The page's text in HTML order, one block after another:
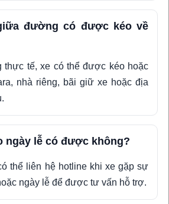
đường có được kéo về
thực tế, xe có thể được kéo hoặc
nhà riêng, bãi giữ xe hoặc địa
ngày lễ có được không?
thể liên hệ hotline khi xe gặp sự
ngày lễ để được tư vấn hỗ trợ.